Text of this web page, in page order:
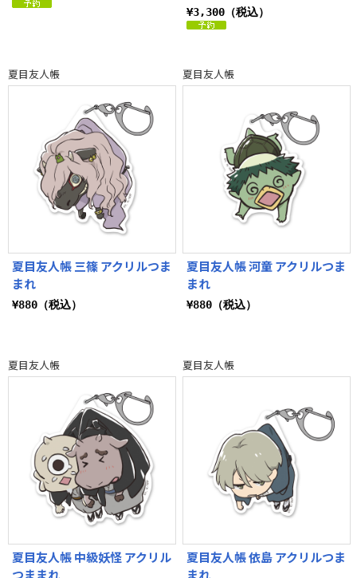
¥3,300（税込）
夏目友人帳
夏目友人帳 三篠 アクリルつま
まれ
¥880（税込）
夏目友人帳
夏目友人帳 河童 アクリルつま
まれ
¥880（税込）
夏目友人帳
夏目友人帳 中級妖怪 アクリル
つままれ
夏目友人帳
夏目友人帳 依島 アクリルつま
まれ